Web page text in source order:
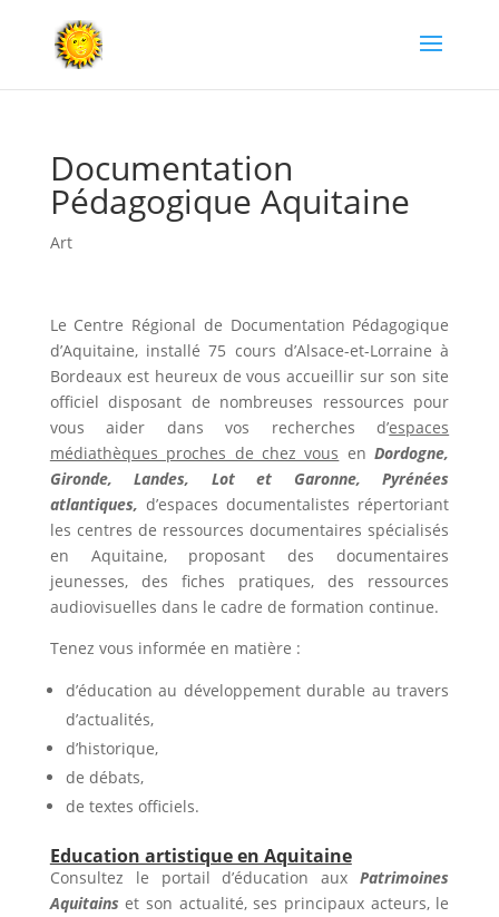
Documentation
Pédagogique Aquitaine
Art
Le Centre Régional de Documentation Pédagogique
d’Aquitaine, installé 75 cours d’Alsace-et-Lorraine à
Bordeaux est heureux de vous accueillir sur son site
officiel disposant de nombreuses ressources pour
vous aider dans vos recherches d’espaces
médiathèques proches de chez vous enDordogne,
Gironde, Landes, Lot et Garonne,Pyrénées
atlantiques, d’espaces documentalistes répertoriant
les centres de ressources documentaires spécialisés
en Aquitaine, proposant des documentaires
jeunesses, des fiches pratiques, des ressources
audiovisuelles dans le cadre de formation continue.
Tenez vous informée en matière :
d’éducation au développement durable au travers
d’actualités,
d’historique,
de débats,
de textes officiels.
Education artistique en Aquitaine
Consultez le portail d’éducation auxPatrimoines
Aquitainset son actualité, ses principaux acteurs, le